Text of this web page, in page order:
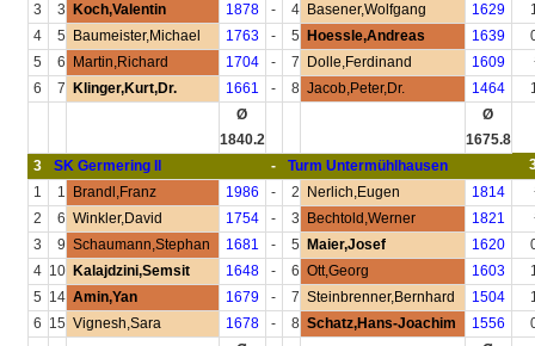
3
3 Koch,Valentin 1878 - 4 Basener,Wolfgang 1629
4
5 Baumeister,Michael 1763 - 5 Hoessle,Andreas 1639
5
6 Martin,Richard 1704 - 7 Dolle,Ferdinand 1609
6
7 Klinger,Kurt,Dr. 1661 - 8 Jacob,Peter,Dr. 1464
Ø
1840.2
Ø
1675.8
3
SK Germering II - Turm Untermühlhausen
1
1 Brandl,Franz 1986 - 2 Nerlich,Eugen 1814
2
6 Winkler,David 1754 - 3 Bechtold,Werner 1821
3
9 Schaumann,Stephan 1681 - 5 Maier,Josef 1620
4 10 Kalajdzini,Semsit 1648 - 6 Ott,Georg 1603
5 14 Amin,Yan 1679 - 7 Steinbrenner,Bernhard 1504
6 15 Vignesh,Sara 1678 - 8 Schatz,Hans-Joachim 1556